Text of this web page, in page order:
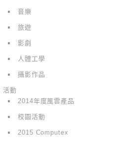
音樂
旅遊
影劇
人體工學
攝影作品
活動
2014年度風雲產品
校園活動
2015 Computex